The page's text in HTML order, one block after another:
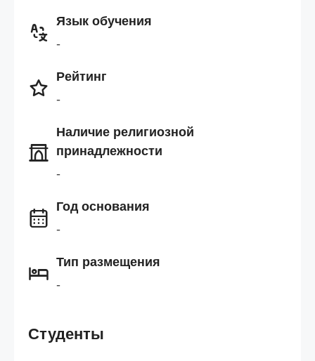
Язык обучения
-
Рейтинг
-
Наличие религиозной
принадлежности
-
Год основания
-
Тип размещения
-
Студенты